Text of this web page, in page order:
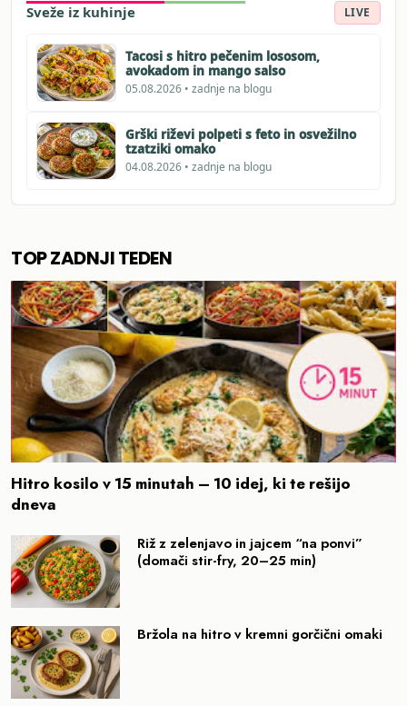
Sveže iz kuhinje LIVE
Tacosi s hitro pečenim lososom,
avokadom in mango salso
05.08.2026 • zadnje na blogu
Grški riževi polpeti s feto in osvežilno
tzatziki omako
04.08.2026 • zadnje na blogu
TOP ZADNJI TEDEN
Hitro kosilo v 15 minutah – 10 idej, ki te rešijo
dneva
Riž z zelenjavo in jajcem “na ponvi”
(domači stir-fry, 20–25 min)
Bržola na hitro v kremni gorčični omaki